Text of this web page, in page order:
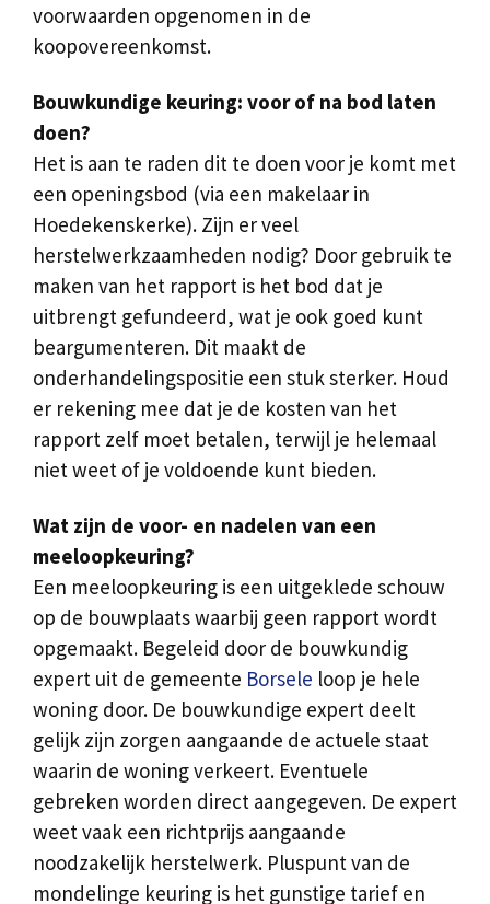
voorwaarden opgenomen in de
koopovereenkomst.
Bouwkundige keuring: voor of na bod laten
doen?
Het is aan te raden dit te doen voor je komt met
een openingsbod (via een makelaar in
Hoedekenskerke). Zijn er veel
herstelwerkzaamheden nodig? Door gebruik te
maken van het rapport is het bod dat je
uitbrengt gefundeerd, wat je ook goed kunt
beargumenteren. Dit maakt de
onderhandelingspositie een stuk sterker. Houd
er rekening mee dat je de kosten van het
rapport zelf moet betalen, terwijl je helemaal
niet weet of je voldoende kunt bieden.
Wat zijn de voor- en nadelen van een
meeloopkeuring?
Een meeloopkeuring is een uitgeklede schouw
op de bouwplaats waarbij geen rapport wordt
opgemaakt. Begeleid door de bouwkundig
expert uit de gemeente Borsele loop je hele
woning door. De bouwkundige expert deelt
gelijk zijn zorgen aangaande de actuele staat
waarin de woning verkeert. Eventuele
gebreken worden direct aangegeven. De expert
weet vaak een richtprijs aangaande
noodzakelijk herstelwerk. Pluspunt van de
mondelinge keuring is het gunstige tarief en